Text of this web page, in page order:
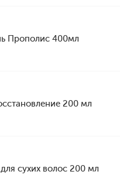
Прополис 400мл
200 мл
сухих волос 200 мл